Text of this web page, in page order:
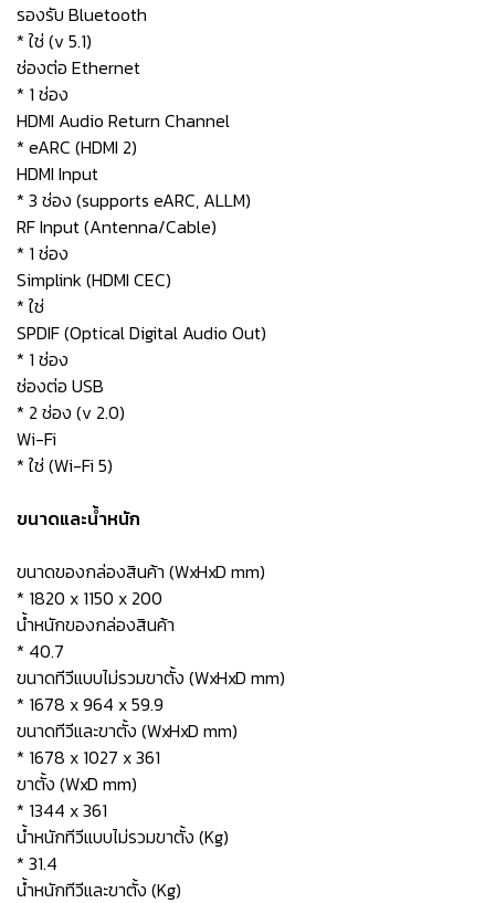
รองรับ Bluetooth
* ใช่ (v 5.1)
ช่องต่อ Ethernet
* 1 ช่อง
HDMI Audio Return Channel
* eARC (HDMI 2)
HDMI Input
* 3 ช่อง (supports eARC, ALLM)
RF Input (Antenna/Cable)
* 1 ช่อง
Simplink (HDMI CEC)
* ใช่
SPDIF (Optical Digital Audio Out)
* 1 ช่อง
ช่องต่อ USB
* 2 ช่อง (v 2.0)
Wi-Fi
* ใช่ (Wi-Fi 5)
ขนาดและน้ำหนัก
ขนาดของกล่องสินค้า (WxHxD mm)
* 1820 x 1150 x 200
น้ำหนักของกล่องสินค้า
* 40.7
ขนาดทีวีแบบไม่รวมขาตั้ง (WxHxD mm)
* 1678 x 964 x 59.9
ขนาดทีวีและขาตั้ง (WxHxD mm)
* 1678 x 1027 x 361
ขาตั้ง (WxD mm)
* 1344 x 361
น้ำหนักทีวีแบบไม่รวมขาตั้ง (Kg)
* 31.4
น้ำหนักทีวีและขาตั้ง (Kg)